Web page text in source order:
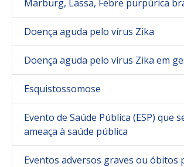
Marburg, Lassa, Febre purpúrica
Doença aguda pelo vírus Zika
Doença aguda pelo vírus Zika em
Esquistossomose
Evento de Saúde Pública (ESP) que
ameaça à saúde pública
Eventos adversos graves ou óbitos